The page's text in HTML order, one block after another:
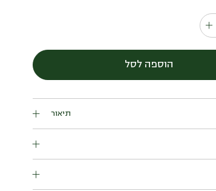
סלט
אדמה
הוספה לסל
תיאור
אורז בר, גרעיני חמניות, שמן זית ומיץ לימון.
(פיסטוק, ערמונים, אגוז מלך, אגוז לוז, אגוז קוקוס,
אגוז פקאן, אגוז ברזיל, צנובר, אגוז קשיו), ביצים,